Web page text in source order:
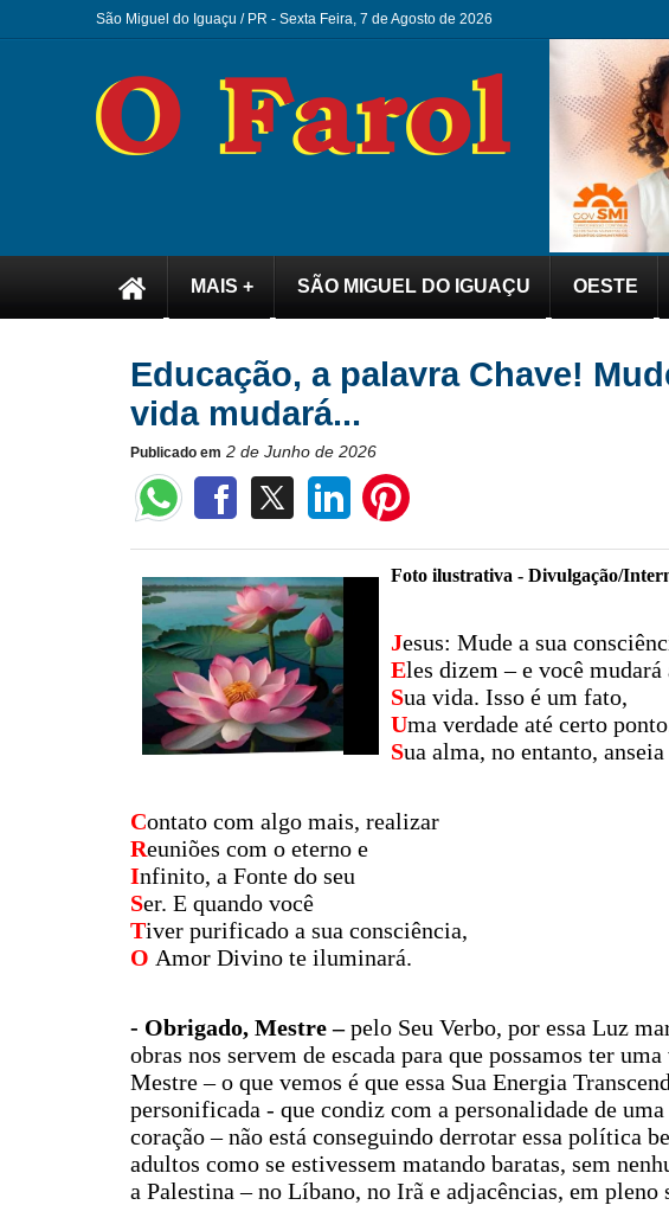
São Miguel do Iguaçu / PR - Sexta Feira, 7 de Agosto de 2026
MAIS + SÃO MIGUEL DO IGUAÇU OESTE
Educação, a palavra Chave!
vida mudará...
Publicado em 2 de Junho de 2026
Foto ilustrativa - Divulgação/
Jesus: Mude a sua
Eles dizem – e você mudará
Sua vida. Isso é um fato,
Uma verdade até certo
Sua alma, no entanto,
Contato com algo mais, realizar
Reuniões com o eterno e
Infinito, a Fonte do seu
Ser. E quando você
Tiver purificado a sua consciência,
O Amor Divino te iluminará.
- Obrigado, Mestre –pelo Seu Verbo, por essa Luz
obras nos servem de escada para que possamos ter
Mestre – o que vemos é que essa Sua Energia
personificada - que condiz com a personalidade de
coração – não está conseguindo derrotar essa política
adultos como se estivessem matando baratas, sem
a Palestina – no Líbano, no Irã e adjacências, em pleno